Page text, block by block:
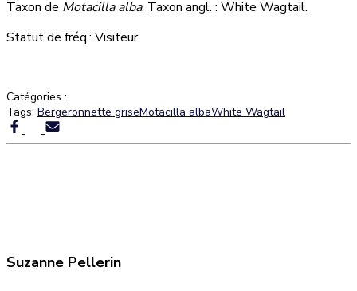
Taxon de Motacilla alba. Taxon angl. : White Wagtail.
Statut de fréq.: Visiteur.
Catégories :
Tags: Bergeronnette griseMotacilla albaWhite Wagtail
Suzanne Pellerin